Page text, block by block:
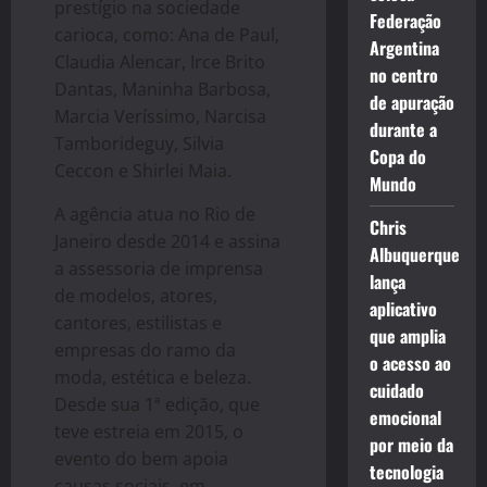
prestígio na sociedade
carioca, como: Ana de Paul,
Claudia Alencar, Irce Brito
Dantas, Maninha Barbosa,
Marcia Veríssimo, Narcisa
Tamborideguy, Silvia
Ceccon e Shirlei Maia.
A agência atua no Rio de
Janeiro desde 2014 e assina
a assessoria de imprensa
de modelos, atores,
cantores, estilistas e
empresas do ramo da
moda, estética e beleza.
Desde sua 1ª edição, que
teve estreia em 2015, o
evento do bem apoia
Federação
Argentina
no centro
de apuração
durante a
Copa do
Mundo
Chris
Albuquerque
lança
aplicativo
que amplia
o acesso ao
cuidado
emocional
por meio da
tecnologia